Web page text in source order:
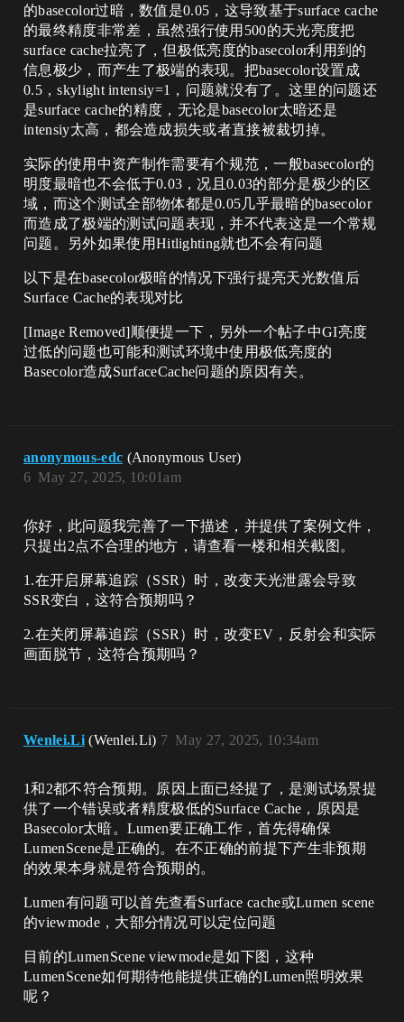
的basecolor过暗，数值是0.05，这导致基于surface cache
的最终精度非常差，虽然强行使用500的天光亮度把
surface cache拉亮了，但极低亮度的basecolor利用到的
信息极少，而产生了极端的表现。把basecolor设置成
0.5，skylight intensiy=1，问题就没有了。这里的问题还
是surface cache的精度，无论是basecolor太暗还是
intensiy太高，都会造成损失或者直接被裁切掉。
实际的使用中资产制作需要有个规范，一般basecolor的
明度最暗也不会低于0.03，况且0.03的部分是极少的区
域，而这个测试全部物体都是0.05几乎最暗的basecolor
而造成了极端的测试问题表现，并不代表这是一个常规
问题。另外如果使用Hitlighting就也不会有问题
以下是在basecolor极暗的情况下强行提亮天光数值后
Surface Cache的表现对比
[Image Removed]顺便提一下，另外一个帖子中GI亮度
过低的问题也可能和测试环境中使用极低亮度的
Basecolor造成SurfaceCache问题的原因有关。
anonymous-edc (Anonymous User)
May 27, 2025, 10:01am
6
你好，此问题我完善了一下描述，并提供了案例文件，
只提出2点不合理的地方，请查看一楼和相关截图。
1.在开启屏幕追踪（SSR）时，改变天光泄露会导致
SSR变白，这符合预期吗？
2.在关闭屏幕追踪（SSR）时，改变EV，反射会和实际
画面脱节，这符合预期吗？
Wenlei.Li (Wenlei.Li) May 27, 2025, 10:34am
7
1和2都不符合预期。原因上面已经提了，是测试场景提
供了一个错误或者精度极低的Surface Cache，原因是
Basecolor太暗。Lumen要正确工作，首先得确保
LumenScene是正确的。在不正确的前提下产生非预期
的效果本身就是符合预期的。
Lumen有问题可以首先查看Surface cache或Lumen scene
的viewmode，大部分情况可以定位问题
目前的LumenScene viewmode是如下图，这种
LumenScene如何期待他能提供正确的Lumen照明效果
呢？